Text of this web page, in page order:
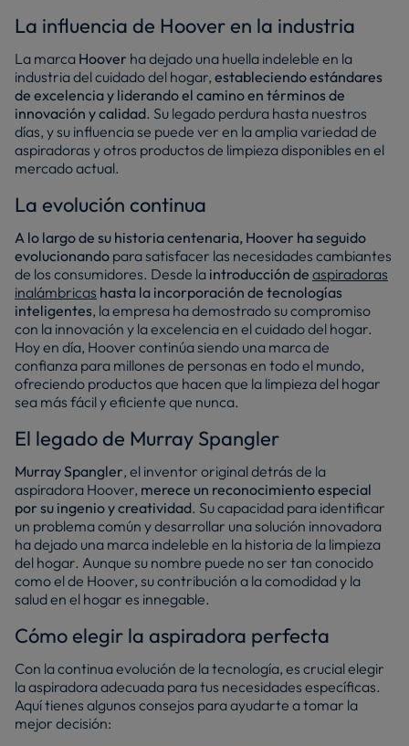
La influencia de Hoover en la industria
La marca Hoover ha dejado una huella indeleble en la
industria del cuidado del hogar, estableciendo estándares
de excelencia y liderando el camino en términos de
innovación y calidad. Su legado perdura hasta nuestros
días, y su influencia se puede ver en la amplia variedad de
aspiradoras y otros productos de limpieza disponibles en el
mercado actual.
La evolución continua
A lo largo de su historia centenaria, Hoover ha seguido
evolucionando para satisfacer las necesidades cambiantes
de los consumidores. Desde la introducción de aspiradoras
inalámbricas hasta la incorporación de tecnologías
inteligentes, la empresa ha demostrado su compromiso
con la innovación y la excelencia en el cuidado del hogar.
Hoy en día, Hoover continúa siendo una marca de
confianza para millones de personas en todo el mundo,
ofreciendo productos que hacen que la limpieza del hogar
sea más fácil y eficiente que nunca.
El legado de Murray Spangler
Murray Spangler, el inventor original detrás de la
aspiradora Hoover, merece un reconocimiento especial
por su ingenio y creatividad. Su capacidad para identificar
un problema común y desarrollar una solución innovadora
ha dejado una marca indeleble en la historia de la limpieza
del hogar. Aunque su nombre puede no ser tan conocido
como el de Hoover, su contribución a la comodidad y la
salud en el hogar es innegable.
Cómo elegir la aspiradora perfecta
Con la continua evolución de la tecnología, es crucial elegir
la aspiradora adecuada para tus necesidades específicas.
Aquí tienes algunos consejos para ayudarte a tomar la
mejor decisión: